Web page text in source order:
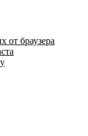
от браузера